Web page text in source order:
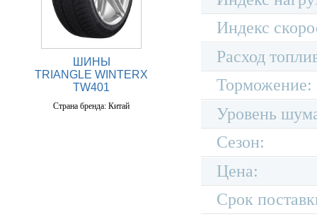
ШИНЫ
TRIANGLE WINTERX
TW401
Страна бренда: Китай
Индекс
Расход
Торможение:
Уровень
Сезон:
Цена:
Срок